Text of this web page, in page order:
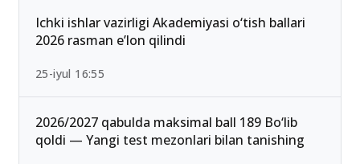
Ichki ishlar vazirligi Akademiyasi o‘tish ballari
2026 rasman e’lon qilindi
25-iyul 16:55
2026/2027 qabulda maksimal ball 189 Bo‘lib
qoldi — Yangi test mezonlari bilan tanishing